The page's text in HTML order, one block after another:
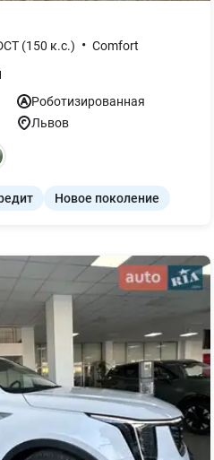
(150 к.с.) • Comfort
Роботизированная
Львов
Новое поколение